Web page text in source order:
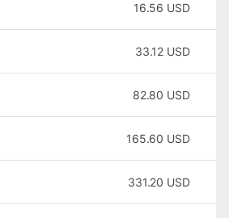
16.56 USD
33.12 USD
82.80 USD
165.60 USD
331.20 USD